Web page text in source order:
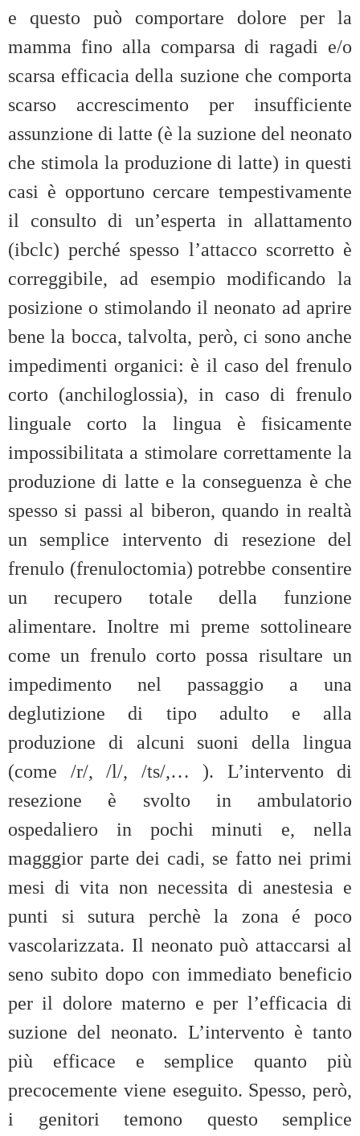
e questo può comportare dolore per la
mamma fino alla comparsa di ragadi e/o
scarsa efficacia della suzione che comporta
scarso accrescimento per insufficiente
assunzione di latte (è la suzione del neonato
che stimola la produzione di latte) in questi
casi è opportuno cercare tempestivamente
il consulto di un’esperta in allattamento
(ibclc) perché spesso l’attacco scorretto è
correggibile, ad esempio modificando la
posizione o stimolando il neonato ad aprire
bene la bocca, talvolta, però, ci sono anche
impedimenti organici: è il caso del frenulo
corto (anchiloglossia), in caso di frenulo
linguale corto la lingua è fisicamente
impossibilitata a stimolare correttamente la
produzione di latte e la conseguenza è che
spesso si passi al biberon, quando in realtà
un semplice intervento di resezione del
frenulo (frenuloctomia) potrebbe consentire
un recupero totale della funzione
alimentare. Inoltre mi preme sottolineare
come un frenulo corto possa risultare un
impedimento nel passaggio a una
deglutizione di tipo adulto e alla
produzione di alcuni suoni della lingua
(come /r/, /l/, /ts/,… ). L’intervento di
resezione è svolto in ambulatorio
ospedaliero in pochi minuti e, nella
magggior parte dei cadi, se fatto nei primi
mesi di vita non necessita di anestesia e
punti si sutura perchè la zona é poco
vascolarizzata. Il neonato può attaccarsi al
seno subito dopo con immediato beneficio
per il dolore materno e per l’efficacia di
suzione del neonato. L’intervento è tanto
più efficace e semplice quanto più
precocemente viene eseguito. Spesso, però,
i genitori temono questo semplice